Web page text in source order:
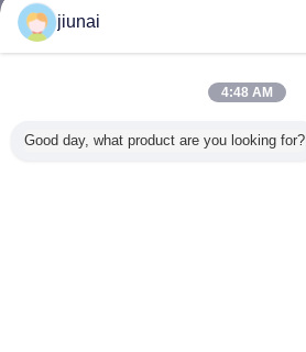
มากกว่าสายพานโพลียูรีเทน
เข็มขัดกลมพอลิอุ
สายพานกลมโพลียูรี
jiunai
4:48 AM
Good day, what product are you looking for?